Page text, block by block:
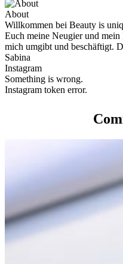
About
Willkommen bei Beauty is
Euch meine Neugier und mein
mich umgibt und beschäftigt.
Sabina
Instagram
Something is wrong.
Instagram token error.